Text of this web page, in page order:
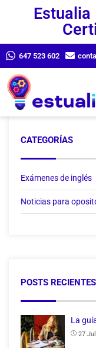
Estualia
647 523 602
CATEGORÍAS
Exámenes de inglés
Noticias para
POSTS RECIENTES
La
27